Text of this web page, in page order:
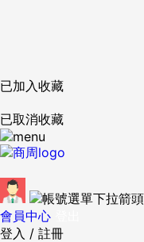
已加入收藏
已取消收藏
會員中心
登入 / 註冊